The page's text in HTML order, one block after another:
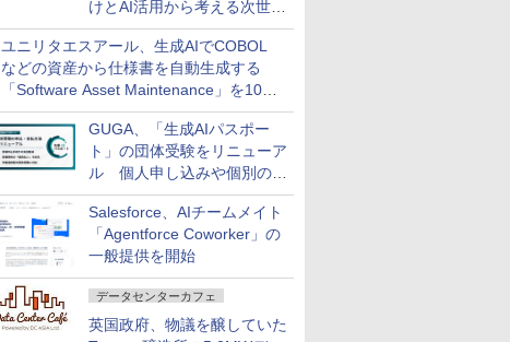
けとAI活用から考える次世代
ファイナンス戦略
ユニリタエスアール、生成AIでCOBOL
などの資産から仕様書を自動生成する
「Software Asset Maintenance」を10月
に発売
GUGA、「生成AIパスポー
ト」の団体受験をリニューア
ル 個人申し込みや個別の支
払いなどに対応
Salesforce、AIチームメイト
「Agentforce Coworker」の
一般提供を開始
データセンターカフェ
英国政府、物議を醸していた